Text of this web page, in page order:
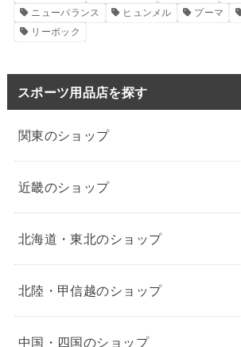
ニューバランス
ヒュンメル プーマ
リーボック
スポーツ用品店を探す
関東のショップ
近畿のショップ
北海道・東北のショップ
北陸・甲信越のショップ
中国・四国のショップ